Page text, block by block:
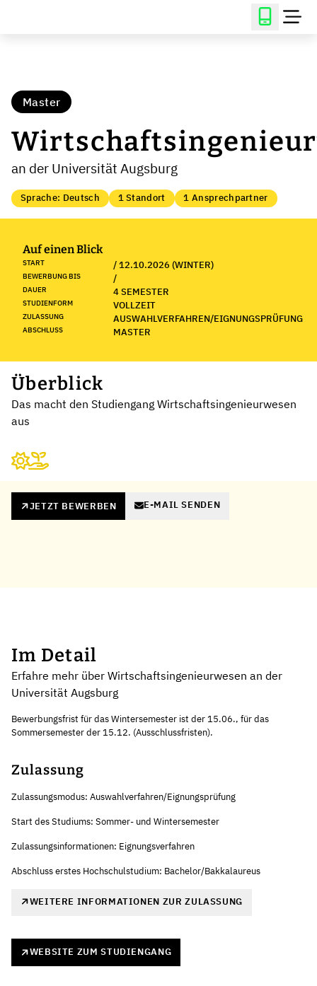
Master
an der Universität Augsburg
Sprache: Deutsch 1 Standort 1 Ansprechpartner
Auf einen Blick
START / 12.10.2026 (WINTER)
BEWERBUNG BIS /
DAUER 4 SEMESTER
STUDIENFORM VOLLZEIT
ZULASSUNG AUSWAHLVERFAHREN/EIGNUNGSPRÜFUNG
ABSCHLUSS MASTER
Überblick
Das macht den Studiengang Wirtschaftsingenieurwesen
aus
JETZT BEWERBEN E-MAIL SENDEN
Im Detail
Erfahre mehr über Wirtschaftsingenieurwesen an der
Universität Augsburg
Bewerbungsfrist für das Wintersemester ist der 15.06., für das
Sommersemester der 15.12. (Ausschlussfristen).
Zulassung
Zulassungsmodus: Auswahlverfahren/Eignungsprüfung
Start des Studiums: Sommer- und Wintersemester
Zulassungsinformationen: Eignungsverfahren
Abschluss erstes Hochschulstudium: Bachelor/Bakkalaureus
WEITERE INFORMATIONEN ZUR ZULASSUNG
WEBSITE ZUM STUDIENGANG